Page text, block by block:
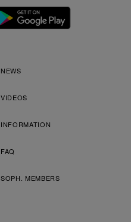
NEWS
VIDEOS
INFORMATION
FAQ
SOPH. MEMBERS